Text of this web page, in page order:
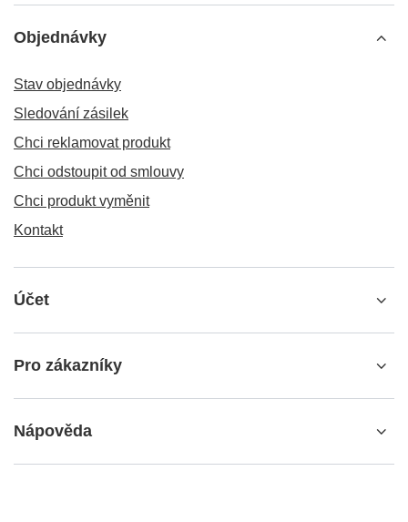
Objednávky
Stav objednávky
Sledování zásilek
Chci reklamovat produkt
Chci odstoupit od smlouvy
Chci produkt vyměnit
Kontakt
Účet
Pro zákazníky
Nápověda